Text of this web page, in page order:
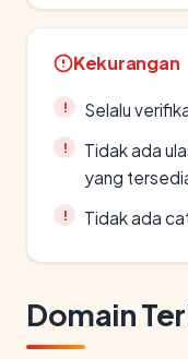
Kekurangan
Selalu
Tidak ada
yang
Tidak ada
Domain